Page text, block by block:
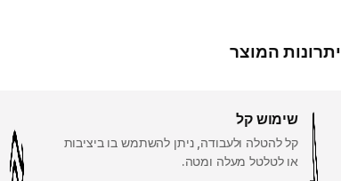
יתרונות המוצר
שימוש קל
קל להטלה ולעבודה, ניתן להשתמש בו ביציבות
או לטלטל מעלה ומטה.